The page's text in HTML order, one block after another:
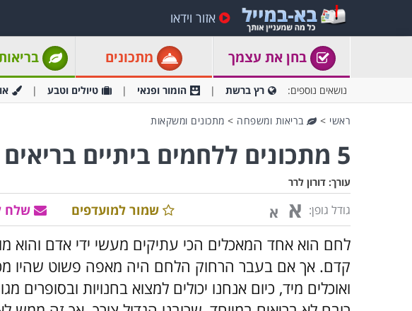
אזור וידאו
בחן את עצמך מתכונים
נושאים נוספים: רץ ברשת הומור ופנאי טיולים וטבע
ראשי > בריאות ומשפחה > מתכונים ומשקאות
5 מתכונים ללחמים ביתיים בריאים
עורך: דורון לרר
גודל גופן: א א שלח שמור למועדפים
לחם הוא אחד המאכלים הכי עתיקים מעשי ידי אדם והוא
קדם. אך אם בעבר הרחוק הלחם היה מאפה פשוט שהיו
ואוכלים מיד, כיום אנחנו יכולים למצוא בחנויות ובסופרים